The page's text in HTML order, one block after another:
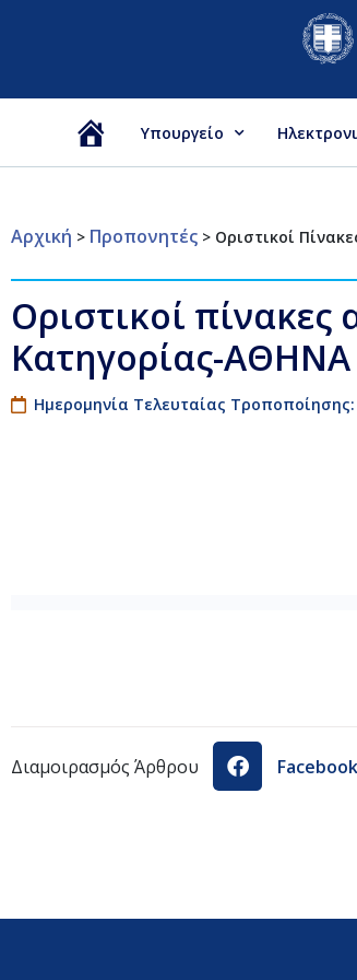
Αρχική
Υπουργείο
Αρχική > Προπονητές > Οριστικοί
Οριστικοί
Κατηγορίας-ΑΘΗΝΑ
Ημερομηνία Τελευταίας Τροποποίησης:
Διαμοιρασμός Άρθρου Facebook